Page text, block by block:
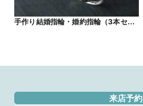
手作り結婚指輪・婚約指輪（3本セッ
来店予約